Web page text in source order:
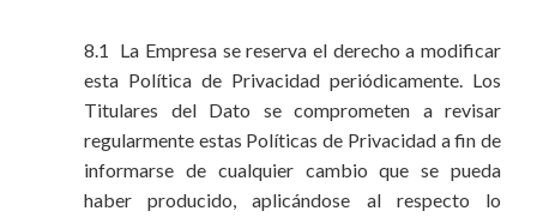
8.1 La Empresa se reserva el derecho a modificar
esta Política de Privacidad periódicamente. Los
Titulares del Dato se comprometen a revisar
regularmente estas Políticas de Privacidad a fin de
informarse de cualquier cambio que se pueda
haber producido, aplicándose al respecto lo